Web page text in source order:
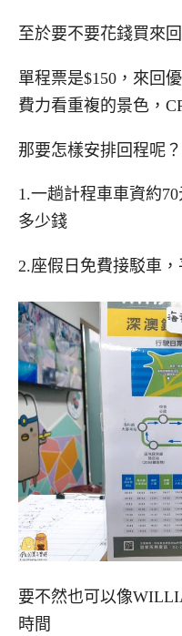
至於要不要花錢買來
單程票是$150，來回
費力看重複的景色，
那要怎樣安排回程呢？
1.一趟計程車車資約
多少錢
2.座假日免費接駁車
要不然也可以像
時間